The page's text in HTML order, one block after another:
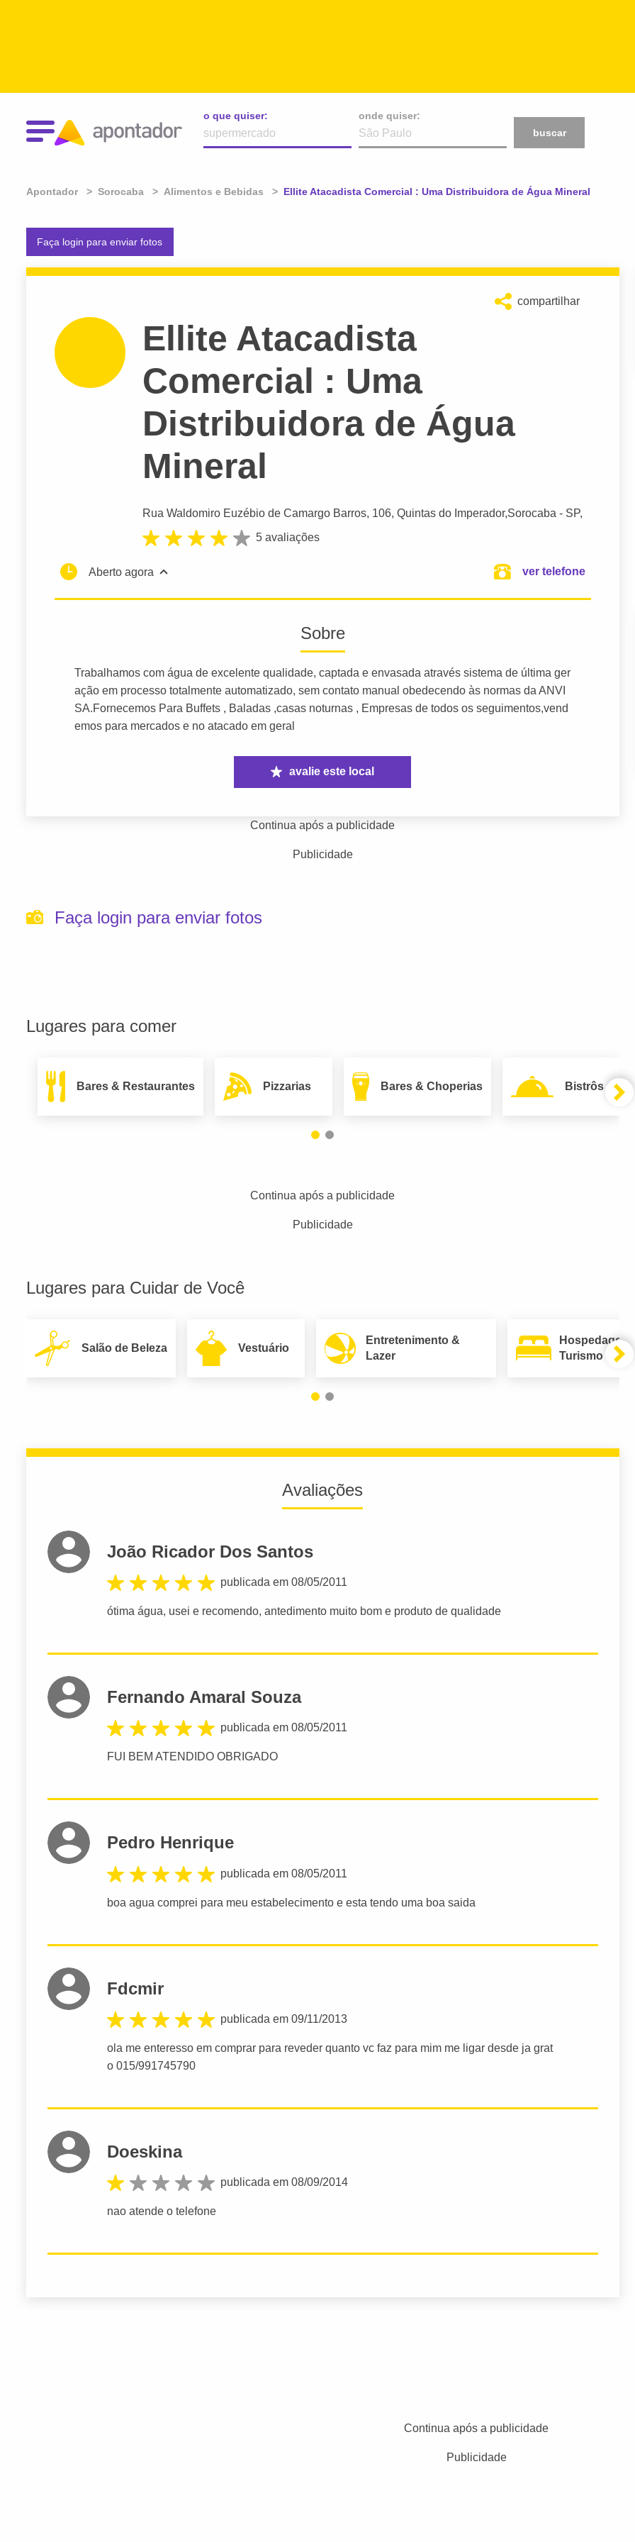
o que quiser:
onde quiser:
buscar
Apontador Sorocaba Alimentos e Bebidas Atual:
Ellite Atacadista Comercial : Uma Distribuidora de Água Mineral
Faça login para enviar fotos
compartilhar
Ellite Atacadista
Comercial : Uma
Distribuidora de Água
Mineral
Rua Waldomiro Euzébio de Camargo Barros, 106, Quintas do Imperador,Sorocaba - SP,
5 avaliações
Aberto agora ver telefone
Sobre
Trabalhamos com água de excelente qualidade, captada e envasada através sistema de última ger
ação em processo totalmente automatizado, sem contato manual obedecendo às normas da ANVI
SA.Fornecemos Para Buffets , Baladas ,casas noturnas , Empresas de todos os seguimentos,vend
emos para mercados e no atacado em geral
avalie este local
Continua após a publicidade
Publicidade
Faça login para enviar fotos
Lugares para comer
Bares & Restaurantes Pizzarias Bares & Choperias Bistrôs
Continua após a publicidade
Publicidade
Lugares para Cuidar de Você
Salão de Beleza Vestuário
Entretenimento &
Lazer
Hospedagem
Turismo
Avaliações
João Ricador Dos Santos
publicada em 08/05/2011
ótima água, usei e recomendo, antedimento muito bom e produto de qualidade
Fernando Amaral Souza
publicada em 08/05/2011
FUI BEM ATENDIDO OBRIGADO
Pedro Henrique
publicada em 08/05/2011
boa agua comprei para meu estabelecimento e esta tendo uma boa saida
Fdcmir
publicada em 09/11/2013
ola me enteresso em comprar para reveder quanto vc faz para mim me ligar desde ja grat
o 015/991745790
Doeskina
publicada em 08/09/2014
nao atende o telefone
Continua após a publicidade
Publicidade